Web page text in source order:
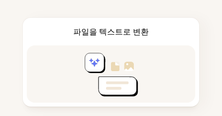
파일을 텍스트로 변환